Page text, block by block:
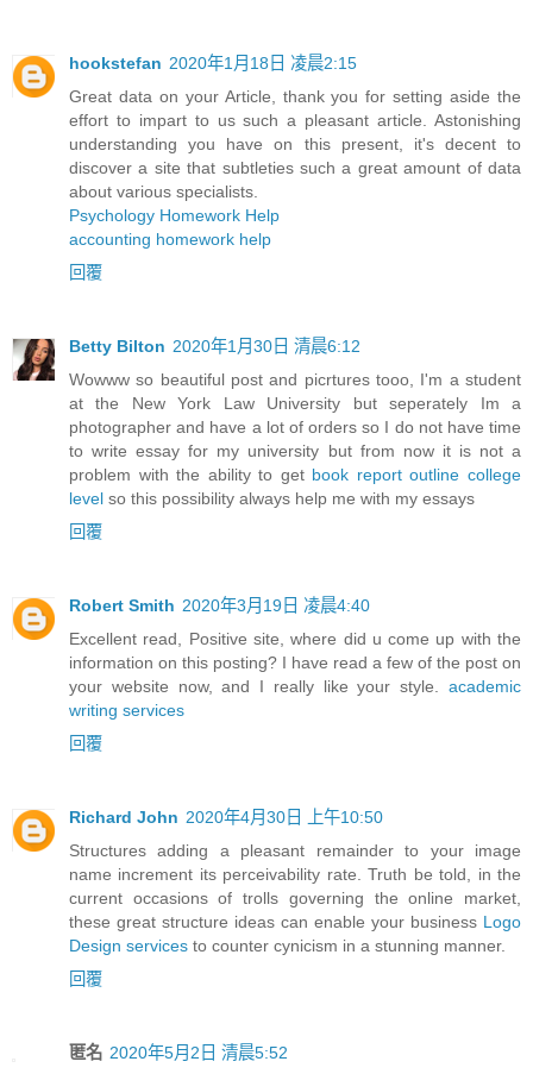
hookstefan 2020年1月18日 凌晨2:15
Great data on your Article, thank you for setting aside the
effort to impart to us such a pleasant article. Astonishing
understanding you have on this present, it's decent to
discover a site that subtleties such a great amount of data
about various specialists.
Psychology Homework Help
accounting homework help
回覆
Betty Bilton 2020年1月30日 清晨6:12
Wowww so beautiful post and picrtures tooo, I'm a student
at the New York Law University but seperately Im a
photographer and have a lot of orders so I do not have time
to write essay for my university but from now it is not a
problem with the ability to get book report outline college
level so this possibility always help me with my essays
回覆
Robert Smith 2020年3月19日 凌晨4:40
Excellent read, Positive site, where did u come up with the
information on this posting? I have read a few of the post on
your website now, and I really like your style. academic
writing services
回覆
Richard John 2020年4月30日 上午10:50
Structures adding a pleasant remainder to your image
name increment its perceivability rate. Truth be told, in the
current occasions of trolls governing the online market,
these great structure ideas can enable your business Logo
Design services to counter cynicism in a stunning manner.
回覆
匿名 2020年5月2日 清晨5:52